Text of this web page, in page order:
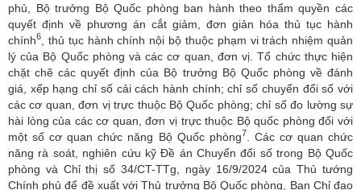
phủ, Bộ trưởng Bộ Quốc phòng ban hành theo thẩm quyền các
quyết định về phương án cắt giảm, đơn giản hóa thủ tục hành
chính6
, thủ tục hành chính nội bộ thuộc phạm vi trách nhiệm quản
lý của Bộ Quốc phòng và các cơ quan, đơn vị. Tổ chức thực hiện
chặt chẽ các quyết định của Bộ trưởng Bộ Quốc phòng về đánh
giá, xếp hạng chỉ số cải cách hành chính; chỉ số chuyển đổi số với
các cơ quan, đơn vị trực thuộc Bộ Quốc phòng; chỉ số đo lường sự
hài lòng của các cơ quan, đơn vị trực thuộc Bộ quốc phòng đối với
một số cơ quan chức năng Bộ Quốc phòng7
. Các cơ quan chức
năng rà soát, nghiên cứu kỹ Đề án Chuyển đổi số trong Bộ Quốc
phòng và Chỉ thị số 34/CT-TTg, ngày 16/9/2024 của Thủ tướng
Chính phủ để đề xuất với Thủ trưởng Bộ Quốc phòng, Ban Chỉ đạo